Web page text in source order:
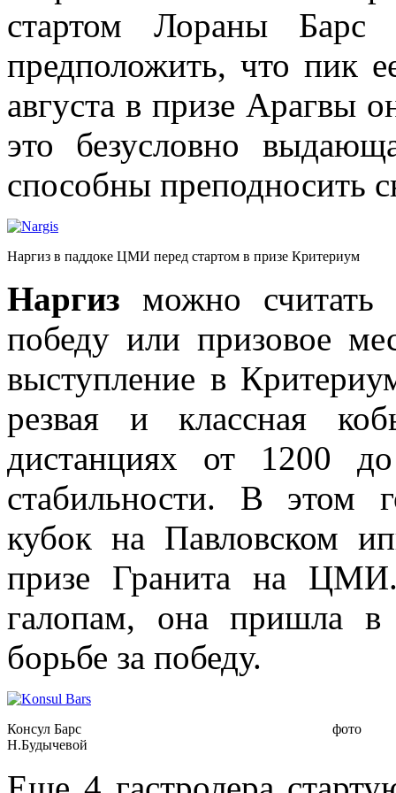
стартом Лораны
предположить, что пик
августа в призе Арагвы
это безусловно
способны преподносить
Наргиз в паддоке ЦМИ перед стартом в призе Критериум
Наргиз можно считать
победу или призовое
выступление в
резвая и классная
дистанциях от 1200
стабильности. В этом
кубок на Павловском
призе Гранита на
галопам, она пришла
борьбе за победу.
Консул Барс фото
Н.Будычевой